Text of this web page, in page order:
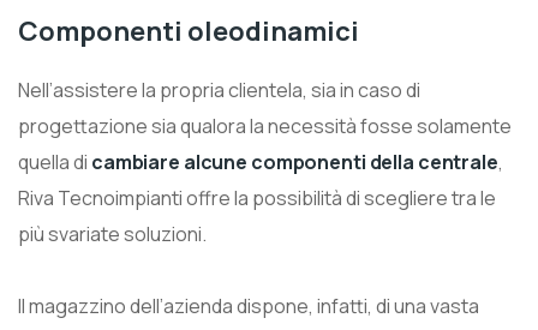
Componenti oleodinamici
Nell’assistere la propria clientela, sia in caso di
progettazione sia qualora la necessità fosse solamente
quella di cambiare alcune componenti della centrale,
Riva Tecnoimpianti offre la possibilità di scegliere tra le
più svariate soluzioni.
Il magazzino dell’azienda dispone, infatti, di una vasta